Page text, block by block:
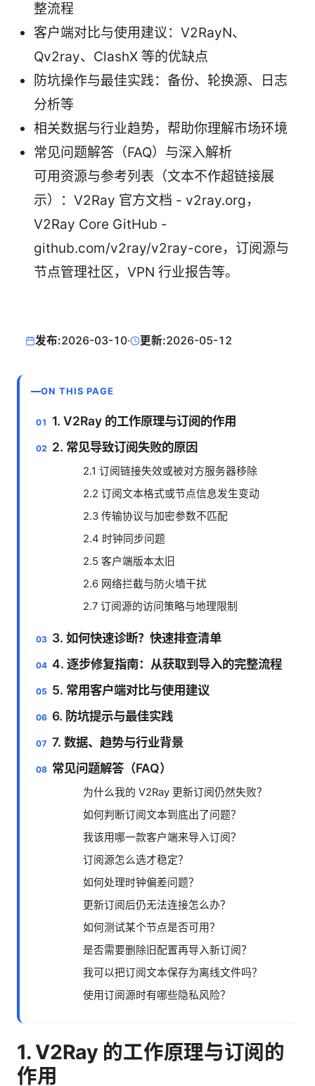
整流程
客户端对比与使用建议：V2RayN、
Qv2ray、ClashX 等的优缺点
防坑操作与最佳实践：备份、轮换源、日志
分析等
相关数据与行业趋势，帮助你理解市场环境
常见问题解答（FAQ）与深入解析
可用资源与参考列表（文本不作超链接展
示）：V2Ray 官方文档 - v2ray.org，
V2Ray Core GitHub -
github.com/v2ray/v2ray-core，订阅源与
节点管理社区，VPN 行业报告等。
发布:2026-03-10· 更新:2026-05-12
ON THIS PAGE
1. V2Ray 的工作原理与订阅的作用
2. 常见导致订阅失败的原因
2.1 订阅链接失效或被对方服务器移除
2.2 订阅文本格式或节点信息发生变动
2.3 传输协议与加密参数不匹配
2.4 时钟同步问题
2.5 客户端版本太旧
2.6 网络拦截与防火墙干扰
2.7 订阅源的访问策略与地理限制
3. 如何快速诊断？快速排查清单
4. 逐步修复指南：从获取到导入的完整流程
5. 常用客户端对比与使用建议
6. 防坑提示与最佳实践
7. 数据、趋势与行业背景
常见问题解答（FAQ）
为什么我的 V2Ray 更新订阅仍然失败？
如何判断订阅文本到底出了问题？
我该用哪一款客户端来导入订阅？
订阅源怎么选才稳定？
如何处理时钟偏差问题？
更新订阅后仍无法连接怎么办？
如何测试某个节点是否可用？
是否需要删除旧配置再导入新订阅？
我可以把订阅文本保存为离线文件吗？
使用订阅源时有哪些隐私风险？
1. V2Ray 的工作原理与订阅的
作用